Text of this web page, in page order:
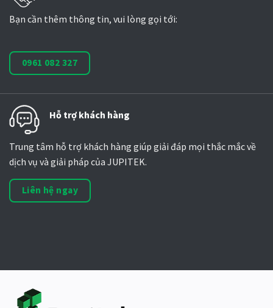
Bạn cần thêm thông tin, vui lòng gọi tới:
0961 082 327
Hỗ trợ khách hàng
Trung tâm hỗ trợ khách hàng giúp giải đáp mọi thắc mắc về
dịch vụ và giải pháp của JUPITEK.
Liên hệ ngay